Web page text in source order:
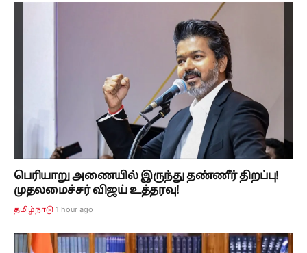
பெரியாறு அணையில் இருந்து தண்ணீர் திறப்பு!
முதலமைச்சர் விஜய் உத்தரவு!
தமிழ்நாடு 1 hour ago